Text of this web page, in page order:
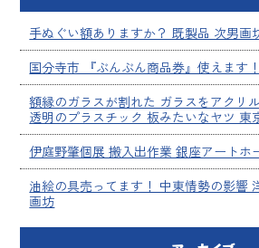
手ぬぐい額ありますか？ 既製品 次男画
国分寺市 『ぶんぶん商品券』使えます
額縁のガラスが割れた ガラスをアクリ
透明のプラスチック 板みたいなヤツ 東
伊庭野肇個展 搬入出作業 銀座アートホ
油絵の具売ってます！ 中東情勢の影響
画坊